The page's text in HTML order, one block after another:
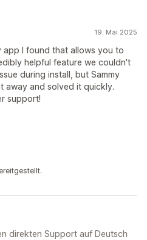
19. Mai 2025
I found that allows you to
helpful feature we couldn't
during install, but Sammy
away and solved it quickly.
support!
direkten Support auf Deutsch